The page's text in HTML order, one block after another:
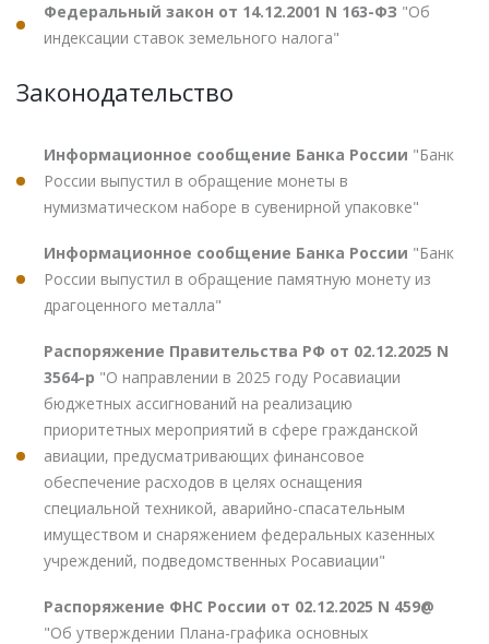
Федеральный закон от 14.12.2001 N 163-ФЗ "Об
индексации ставок земельного налога"
Законодательство
Информационное сообщение Банка России "Банк
России выпустил в обращение монеты в
нумизматическом наборе в сувенирной упаковке"
Информационное сообщение Банка России "Банк
России выпустил в обращение памятную монету из
драгоценного металла"
Распоряжение Правительства РФ от 02.12.2025 N
3564-р "О направлении в 2025 году Росавиации
бюджетных ассигнований на реализацию
приоритетных мероприятий в сфере гражданской
авиации, предусматривающих финансовое
обеспечение расходов в целях оснащения
специальной техникой, аварийно-спасательным
имуществом и снаряжением федеральных казенных
учреждений, подведомственных Росавиации"
Распоряжение ФНС России от 02.12.2025 N 459@
"Об утверждении Плана-графика основных